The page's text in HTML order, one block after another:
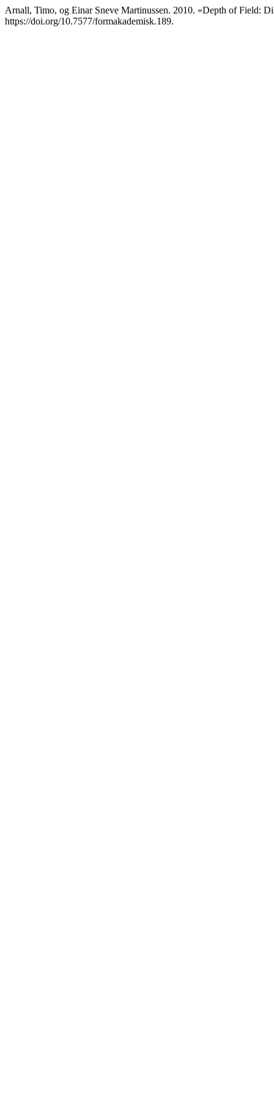
Arnall, Timo, og Einar Sneve Martinussen. 2010. «Depth of Field:
https://doi.org/10.7577/formakademisk.189.